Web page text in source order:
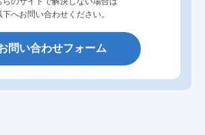
下へお問い合わせください。
問い合わせフォーム